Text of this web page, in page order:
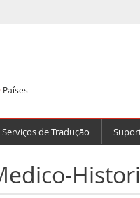
Países
Serviços de Tradução